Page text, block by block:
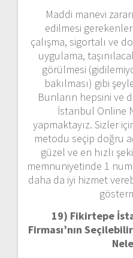
Maddi manevi
edilmesi
çalışma, sigortalı ve
uygulama,
görülmesi
bakılması) gibi
Bunların hepsini ve
İstanbul Online
yapmaktayız. Sizler
metodu seçip doğru
güzel ve en hızlı
memnuniyetinde 1
daha da iyi hizmet
19) Fikirtepe
Firması’nın